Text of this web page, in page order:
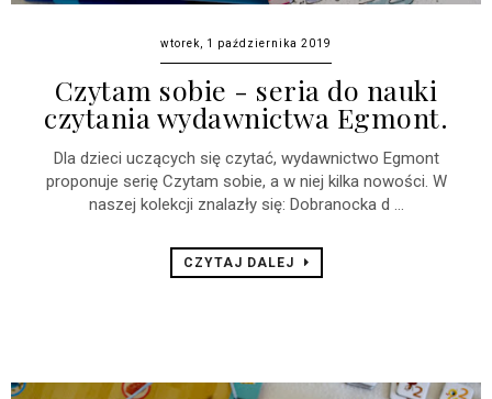
wtorek, 1 października 2019
Czytam sobie - seria do nauki
czytania wydawnictwa Egmont.
Dla dzieci uczących się czytać, wydawnictwo Egmont
proponuje serię Czytam sobie, a w niej kilka nowości. W
naszej kolekcji znalazły się: Dobranocka d ...
CZYTAJ DALEJ